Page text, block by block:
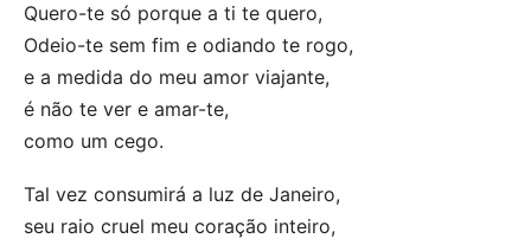
Quero-te só porque a ti te quero,
Odeio-te sem fim e odiando te rogo,
e a medida do meu amor viajante,
é não te ver e amar-te,
como um cego.
Tal vez consumirá a luz de Janeiro,
seu raio cruel meu coração inteiro,